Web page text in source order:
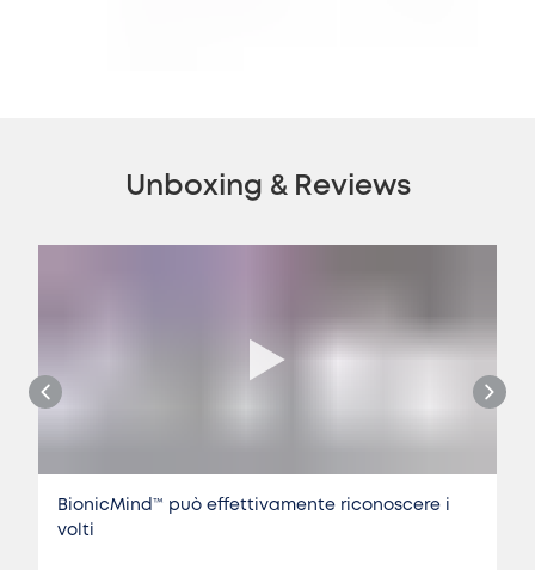
Unboxing & Reviews
BionicMind™️ può effettivamente riconoscere i
volti